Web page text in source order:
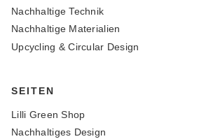
Nachhaltige Technik
Nachhaltige Materialien
Upcycling & Circular Design
SEITEN
Lilli Green Shop
Nachhaltiges Design